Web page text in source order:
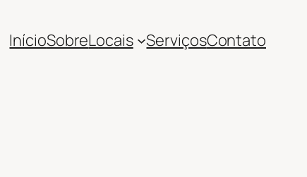
InícioSobreLocais ServiçosContato